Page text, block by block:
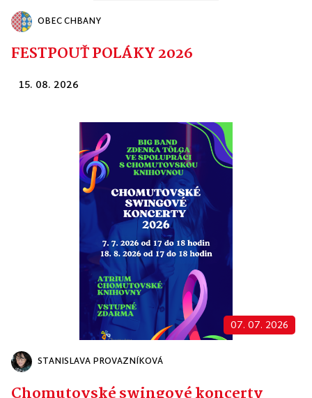
OBEC CHBANY
FESTPOUŤ POLÁKY 2026
15. 08. 2026
07. 07. 2026
STANISLAVA PROVAZNÍKOVÁ